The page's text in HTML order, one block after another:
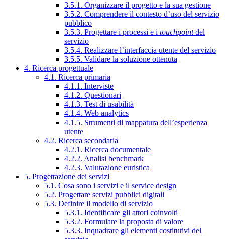
3.5.1. Organizzare il progetto e la sua gestione
3.5.2. Comprendere il contesto d’uso del servizio
pubblico
3.5.3. Progettare i processi e i touchpointdel
servizio
3.5.4. Realizzare l’interfaccia utente del servizio
3.5.5. Validare la soluzione ottenuta
4. Ricerca progettuale
4.1. Ricerca primaria
4.1.1. Interviste
4.1.2. Questionari
4.1.3. Test di usabilità
4.1.4. Web analytics
4.1.5. Strumenti di mappatura dell’esperienza
utente
4.2. Ricerca secondaria
4.2.1. Ricerca documentale
4.2.2. Analisi benchmark
4.2.3. Valutazione euristica
5. Progettazione dei servizi
5.1. Cosa sono i servizi e il service design
5.2. Progettare servizi pubblici digitali
5.3. Definire il modello di servizio
5.3.1. Identificare gli attori coinvolti
5.3.2. Formulare la proposta di valore
5.3.3. Inquadrare gli elementi costitutivi del